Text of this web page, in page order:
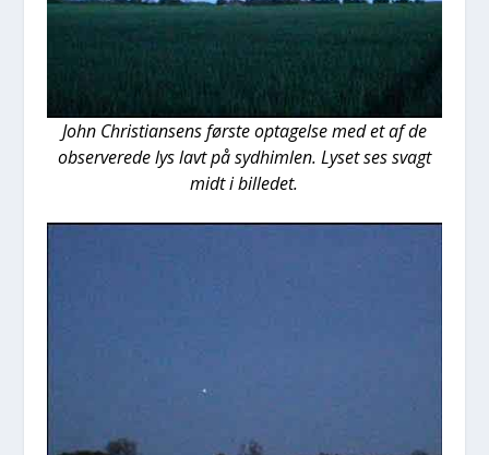
John Chri­sti­an­sens før­ste opta­gel­se med et af de
obser­ve­re­de lys lavt på syd­him­len. Lyset ses svagt
midt i bil­le­det.